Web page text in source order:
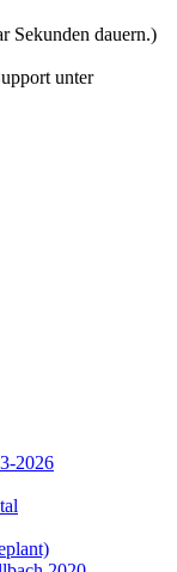
Sekunden dauern.)
unter
2026